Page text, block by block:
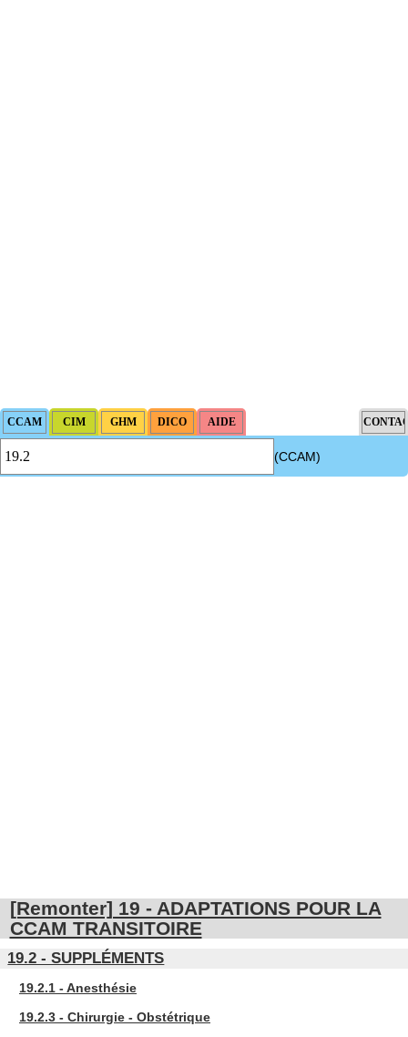
(CCAM)
[Remonter] 19 - ADAPTATIONS POUR LA
CCAM TRANSITOIRE
19.2 - SUPPLÉMENTS
19.2.1 - Anesthésie
19.2.3 - Chirurgie - Obstétrique